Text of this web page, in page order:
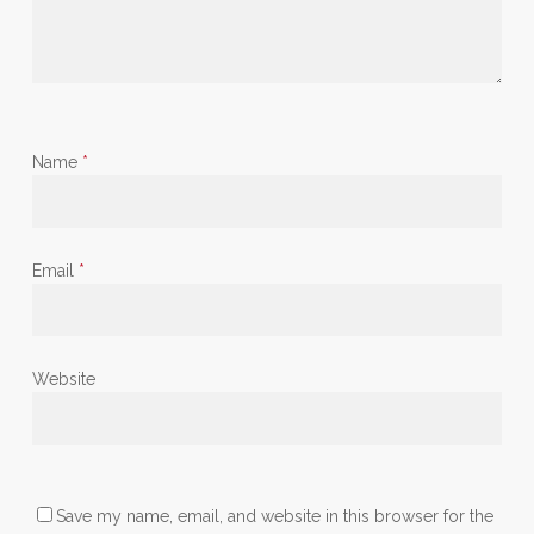
Name *
Email *
Website
Save my name, email, and website in this browser for the